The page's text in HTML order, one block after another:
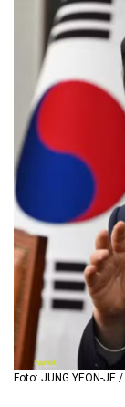
Foto: JUNG YEON-JE /